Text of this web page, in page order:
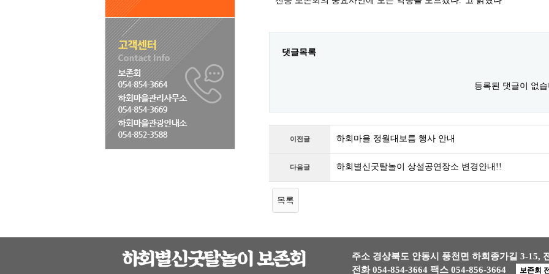
댓글목록
등록된 댓글이 없습
이전글 하회마을 정월대보름 행사 안내
다음글 하회별신굿탈놀이 상설공연장소 변경안내!!
목록
주소 경상북도 안동시 풍천면 하회종가길 3-15,
전화 054-854-3664 팩스 054-856-3664 보존회